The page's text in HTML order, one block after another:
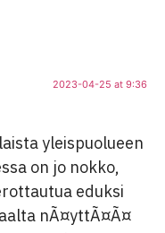
2023-04-25 at 9:36
yleispuolueen
on jo nokko,
eduksi
nÃ¤yttÃ¤Ã¤